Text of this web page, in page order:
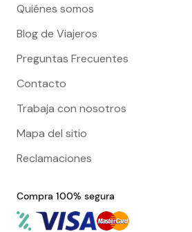
Quiénes somos
Blog de Viajeros
Preguntas Frecuentes
Contacto
Trabaja con nosotros
Mapa del sitio
Reclamaciones
Compra 100% segura